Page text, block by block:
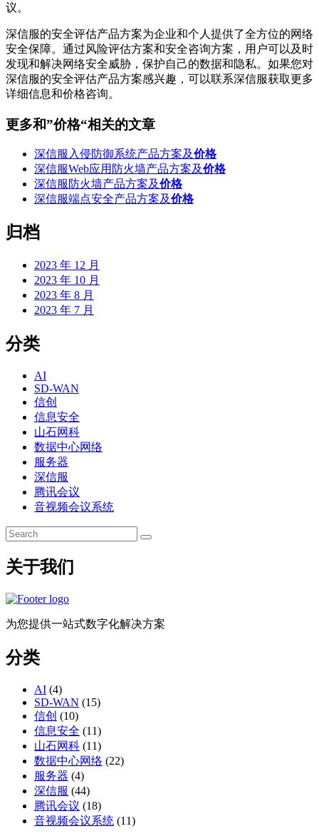
议。
深信服的安全评估产品方案为企业和个人提供了全方位的网络
安全保障。通过风险评估方案和安全咨询方案，用户可以及时
发现和解决网络安全威胁，保护自己的数据和隐私。如果您对
深信服的安全评估产品方案感兴趣，可以联系深信服获取更多
详细信息和价格咨询。
更多和”价格“相关的文章
深信服入侵防御系统产品方案及价格
深信服Web应用防火墙产品方案及价格
深信服防火墙产品方案及价格
深信服端点安全产品方案及价格
归档
2023 年 12 月
2023 年 10 月
2023 年 8 月
2023 年 7 月
分类
AI
SD-WAN
信创
信息安全
山石网科
数据中心网络
服务器
深信服
腾讯会议
音视频会议系统
关于我们
为您提供一站式数字化解决方案
分类
AI (4)
SD-WAN (15)
信创 (10)
信息安全 (11)
山石网科 (11)
数据中心网络 (22)
服务器 (4)
深信服 (44)
腾讯会议 (18)
音视频会议系统 (11)